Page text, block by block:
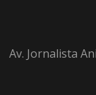
Av. Jornalista